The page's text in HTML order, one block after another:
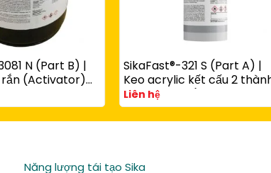
N (Part B) |
(Activator)
kết cấu
Series
SikaFast®-321 S (Part A) |
Keo acrylic kết cấu 2
phần đóng rắn nhanh có
chêm dùng với
SikaFast®-3081 N Part B
Liên hệ
Năng lượng tái tạo Sika